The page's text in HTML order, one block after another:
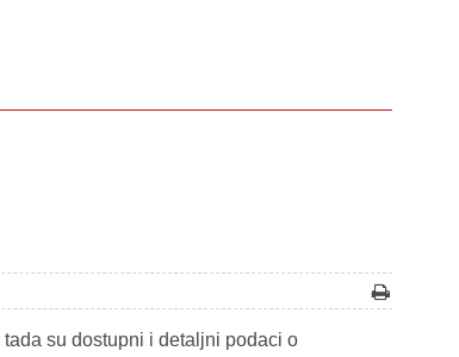
su dostupni i detaljni podaci o